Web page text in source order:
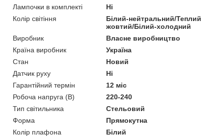
Лампочки в комплекті
Ні
Колір світіння
Білий-нейтральний/Теплий
жовтий/Білий-холодний
Виробник
Власне виробництво
Країна виробник
Україна
Стан
Новий
Датчик руху
Ні
Гарантійний термін
12 міс
Робоча напруга (В)
220-240
Тип світильника
Стельовий
Форма
Прямокутна
Колір плафона
Білий